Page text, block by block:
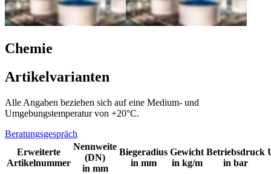
Chemie
Artikelvarianten
Alle Angaben beziehen sich auf eine Medium- und
Umgebungstemperatur von +20°C.
Beratungsgespräch
Erweiterte
Artikelnummer
Nennweite
(DN)
in mm
Biegeradius
in mm
Gewicht
in kg/m
Betriebsdruck
in bar